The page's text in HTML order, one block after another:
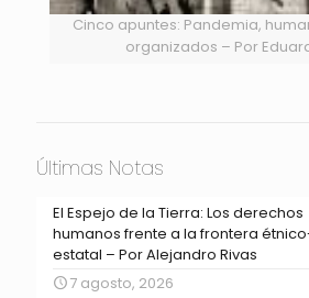
Cinco apuntes: Pandemia,
organizados – Por
Últimas Notas
El Espejo de la Tierra: Los derechos
humanos frente a la frontera
estatal – Por Alejandro Rivas
7 agosto, 2026